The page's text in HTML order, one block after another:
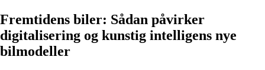
Fremtidens biler: Sådan påvirker
digitalisering og kunstig intelligens nye
bilmodeller